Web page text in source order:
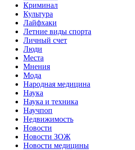
Криминал
Культура
Лайфхаки
Летние виды спорта
Личный счет
Люди
Места
Мнения
Мода
Народная медицина
Наука
Наука и техника
Научпоп
Недвижимость
Новости
Новости ЗОЖ
Новости медицины